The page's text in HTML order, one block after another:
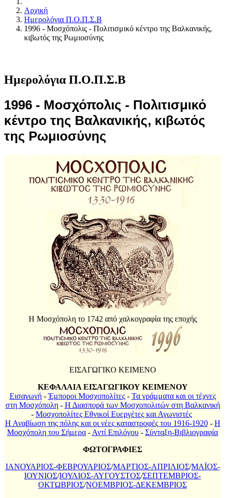
Αρχική
Ημερολόγια Π.Ο.Π.Σ.Β
1996 - Μοσχόπολις - Πολιτισμικό κέντρο της Βαλκανικής,
κιβωτός της Ρωμιοσύνης
Ημερολόγια Π.Ο.Π.Σ.Β
1996 - Μοσχόπολις - Πολιτισμικό
κέντρο της Βαλκανικής, κιβωτός
της Ρωμιοσύνης
Η Μοσχόπολη το 1742 από χαλκογραφία της εποχής
ΕΙΣΑΓΩΓΙΚΟ ΚΕΙΜΕΝΟ
ΚΕΦΑΛΑΙΑ ΕΙΣΑΓΩΓΙΚΟΥ ΚΕΙΜΕΝΟΥ
Εισαγωγή-Έμποροι Μοσχοπολίτες- Τα γράμματα και οι τέχνες
στη Μοσχόπολη- Η Διασπορά των Μοσχοπολιτών στη Βαλκανική
- Μοσχοπολίτες Εθνικοί Ευεργέτες και Αγωνιστές
Η Αναβίωση της πόλης και οι νέες καταστροφές του 1916-1920- Η
Μοσχόπολη του Σήμερα - Αντί Επιλόγου - Σύνταξη-Βιβλιογραφία
ΦΩΤΟΓΡΑΦΙΕΣ
ΙΑΝΟΥΑΡΙΟΣ-ΦΕΒΡΟΥΑΡΙΟΣ/ΜΑΡΤΙΟΣ-ΑΠΡΙΛΙΟΣ/ΜΑΪΟΣ-
ΙΟΥΝΙΟΣ/ΙΟΥΛΙΟΣ-ΑΥΓΟΥΣΤΟΣ/ΣΕΠΤΕΜΒΡΙΟΣ-
ΟΚΤΩΒΡΙΟΣ/ΝΟΕΜΒΡΙΟΣ-ΔΕΚΕΜΒΡΙΟΣ